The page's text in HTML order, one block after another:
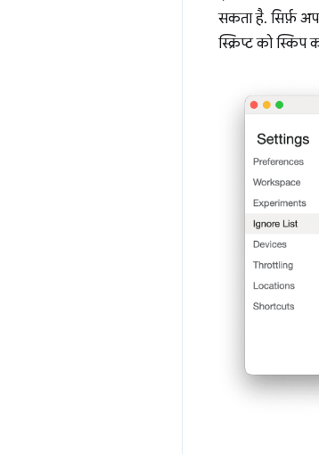
सकता है. सिर्फ़
स्क्रिप्ट को स्किप